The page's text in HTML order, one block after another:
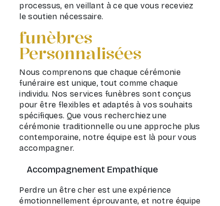
processus, en veillant à ce que vous receviez
le soutien nécessaire.
funèbres
Personnalisées
Nous comprenons que chaque cérémonie
funéraire est unique, tout comme chaque
individu. Nos services funèbres sont conçus
pour être flexibles et adaptés à vos souhaits
spécifiques. Que vous recherchiez une
cérémonie traditionnelle ou une approche plus
contemporaine, notre équipe est là pour vous
accompagner.
Accompagnement Empathique
Perdre un être cher est une expérience
émotionnellement éprouvante, et notre équipe